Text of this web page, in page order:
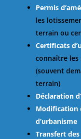
Permis
les
terrain ou
Certificats
connaître les
(souvent
terrain)
Déclaration
Modification
d’urbanisme
Transfert des